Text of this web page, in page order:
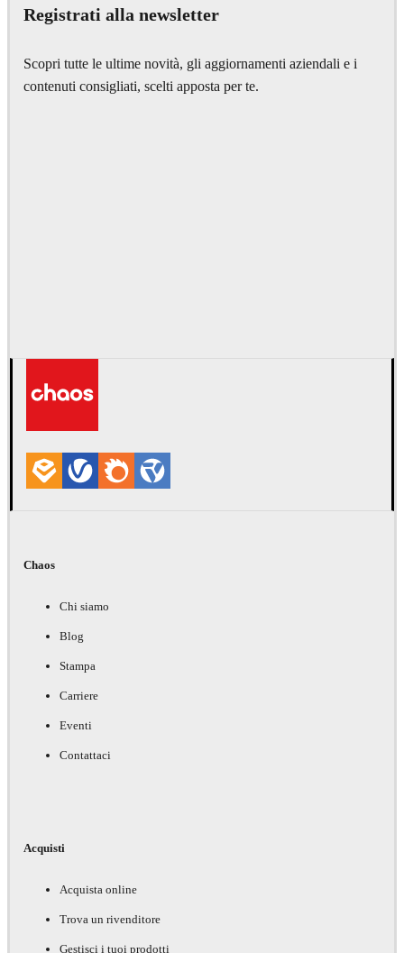
Registrati alla newsletter
Scopri tutte le ultime novità, gli aggiornamenti aziendali e i
contenuti consigliati, scelti apposta per te.
Chaos
Chi siamo
Blog
Stampa
Carriere
Eventi
Contattaci
Acquisti
Acquista online
Trova un rivenditore
Gestisci i tuoi prodotti